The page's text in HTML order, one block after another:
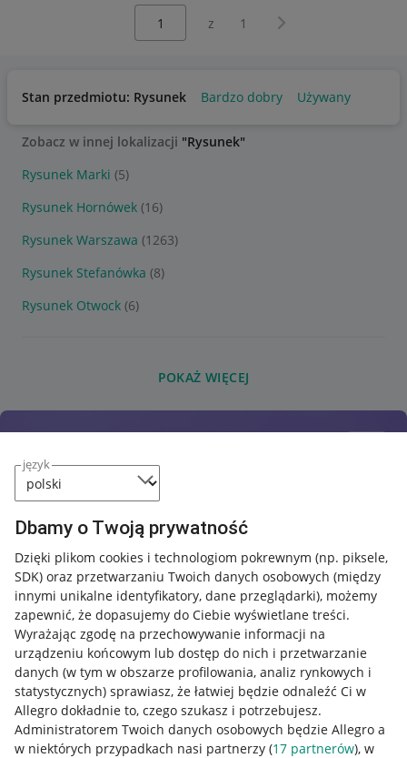
język
Dbamy o Twoją prywatność
Dzięki plikom cookies i technologiom pokrewnym (np. piksele,
SDK) oraz przetwarzaniu Twoich danych osobowych (między
innymi unikalne identyfikatory, dane przeglądarki), możemy
zapewnić, że dopasujemy do Ciebie wyświetlane treści.
Wyrażając zgodę na przechowywanie informacji na
urządzeniu końcowym lub dostęp do nich i przetwarzanie
danych (w tym w obszarze profilowania, analiz rynkowych i
statystycznych) sprawiasz, że łatwiej będzie odnaleźć Ci w
Allegro dokładnie to, czego szukasz i potrzebujesz.
Administratorem Twoich danych osobowych będzie Allegro a
w niektórych przypadkach nasi partnerzy (17 partnerów), w
z 1 Następna strona
Stan przedmiotu: Rysunek Bardzo dobry Używany
Zobacz w innej lokalizacji "Rysunek"
Rysunek Marki (5)
Rysunek Hornówek (16)
Rysunek Warszawa (1263)
Rysunek Stefanówka (8)
Rysunek Otwock (6)
POKAŻ WIĘCEJ